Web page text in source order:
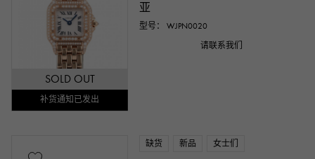
SOLD OUT
补货通知已发出
亚
型号： WJPN0020
请联系我们
缺货 新品 女士们